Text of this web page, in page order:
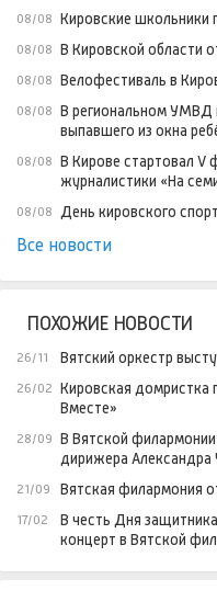
08/08 Кировские школьники
08/08 В Кировской области
08/08 Велофестиваль в
08/08 В региональном УМВД
выпавшего из окна
08/08 В Кирове стартовал V
журналистики «На
08/08 День кировского
Все новости
ПОХОЖИЕ НОВОСТИ
26/11 Вятский оркестр
26/02 Кировская домристка
Вместе»
28/09 В Вятской
дирижера Александра
21/09 Вятская филармония
17/02
В честь Дня
концерт в Вятской